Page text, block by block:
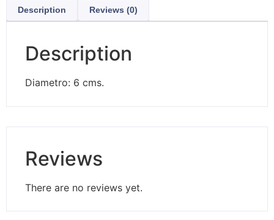
Description Reviews (0)
Description
Diametro: 6 cms.
Reviews
There are no reviews yet.